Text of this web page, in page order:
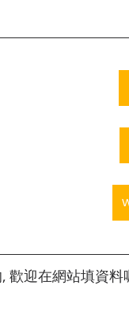
歡迎在網站填資料